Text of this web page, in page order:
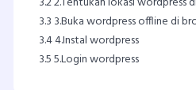
3.3 3.Buka wordpress offline di
3.44.Instal wordpress
3.55.Login wordpress